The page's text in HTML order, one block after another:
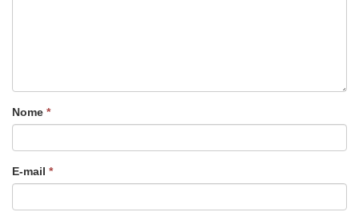
Nome *
E-mail *